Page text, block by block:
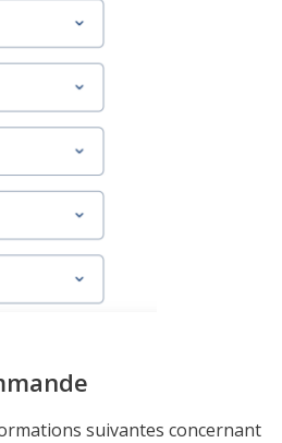
suivantes concernant